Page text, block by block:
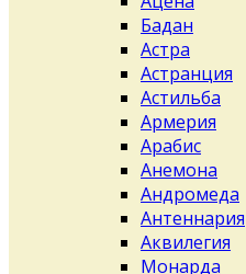
Бадан
Астра
Астранция
Астильба
Армерия
Арабис
Анемона
Андромеда
Антеннария
Аквилегия
Монарда